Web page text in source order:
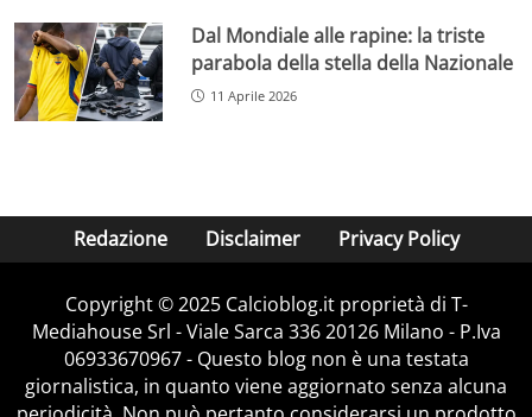
Dal Mondiale alle rapine: la triste
parabola della stella della Nazionale
11 Aprile 2026
Redazione Disclaimer Privacy Policy
Copyright © 2025 Calcioblog.it proprietà di T-
Mediahouse Srl - Viale Sarca 336 20126 Milano - P.Iva
06933670967 - Questo blog non è una testata
giornalistica, in quanto viene aggiornato senza alcuna